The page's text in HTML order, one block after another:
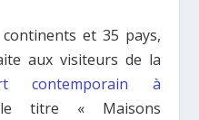
et 35 pays,
aux visiteurs de la
contemporain à
titre « Maisons